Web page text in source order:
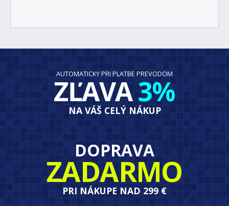
AUTOMATICKY PRI PLATBE PREVODOM
ZĽAVA3%
NA VÁŠ CELÝ NÁKUP
DOPRAVA
ZADARMO
PRI NÁKUPE NAD 299 €